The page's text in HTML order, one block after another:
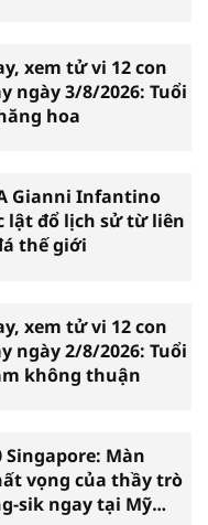
xem tử vi 12 con
ngày 3/8/2026: Tuổi
hoa
Gianni Infantino
lật đổ lịch sử từ liên
thế giới
xem tử vi 12 con
ngày 2/8/2026: Tuổi
không thuận
Singapore: Màn
vọng của thầy trò
sik ngay tại Mỹ